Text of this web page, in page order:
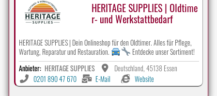
HERITAGE SUPPLIES | Oldtime
r- und Werkstattbedarf
HERITAGE SUPPLIES | Dein Onlineshop für den Oldtimer. Alles für Pflege,
Wartung, Reparatur und Restauration.
Entdecke unser Sortiment!
Anbieter: HERITAGE SUPPLIES
Deutschland, 45138 Essen
0201 890 47 670
E-Mail Website